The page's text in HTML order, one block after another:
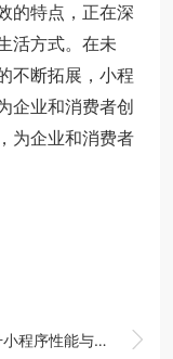
特点，正在深
活方式。在未
不断拓展，小程
企业和消费者创
为企业和消费者

程序性能与便捷性